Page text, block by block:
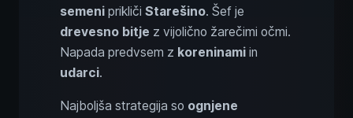
semeni prikliči Starešino. Šef je
drevesno bitje z vijolično žarečimi očmi.
Napada predvsem z koreninami in
udarci.
Najboljša strategija so ognjene